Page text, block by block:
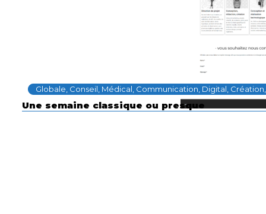
Globale, Conseil, Médical, Communication, Digital,
Une semaine classique ou presque